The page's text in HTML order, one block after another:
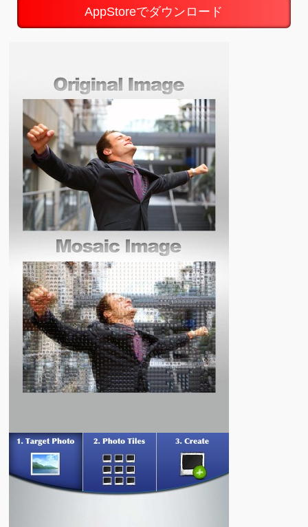
AppStoreでダウンロード